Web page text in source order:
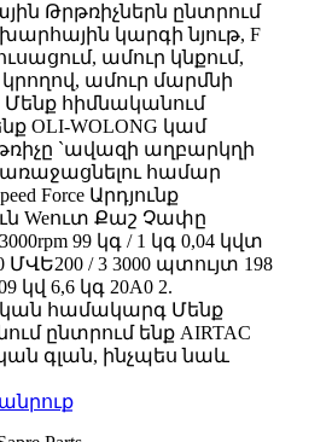
Թրթռիչներն ընտրում
կարգի նյութ, F
ամուր կնքում,
ամուր մարմնի
Մենք հիմնականում
OLI-WOLONG կամ
`ավազի աղբարկղի
համար
​​Force Արդյունք
Weուտ Քաշ Չափը
99 կգ / 1 կգ 0,04 կվտ
ՄՎԵ200 / 3 3000 պտույտ 198
կվ 6,6 կգ 20A0 2.
համակարգ Մենք
ընտրում ենք AIRTAC
գլան, ինչպես նաև